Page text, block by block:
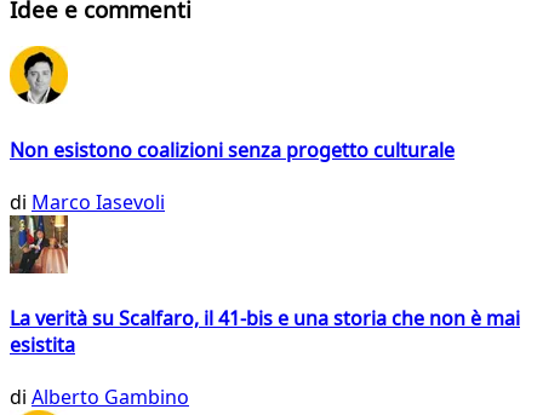
Idee e commenti
Non esistono coalizioni senza progetto culturale
di Marco Iasevoli
La verità su Scalfaro, il 41-bis e una storia che non è mai
esistita
di Alberto Gambino